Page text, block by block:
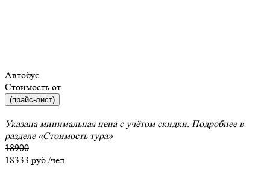
Автобус
Стоимость от
(прайс-лист)
Указана минимальная цена с учётом скидки. Подробнее в
разделе «Стоимость тура»
18900
18333 руб./чел